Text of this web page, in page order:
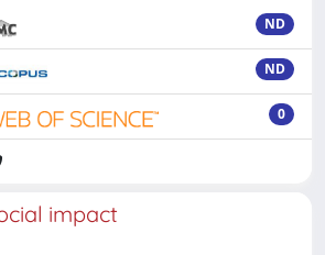
ND
ND
0
impact